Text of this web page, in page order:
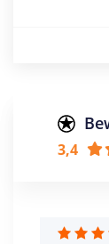
4
3,4